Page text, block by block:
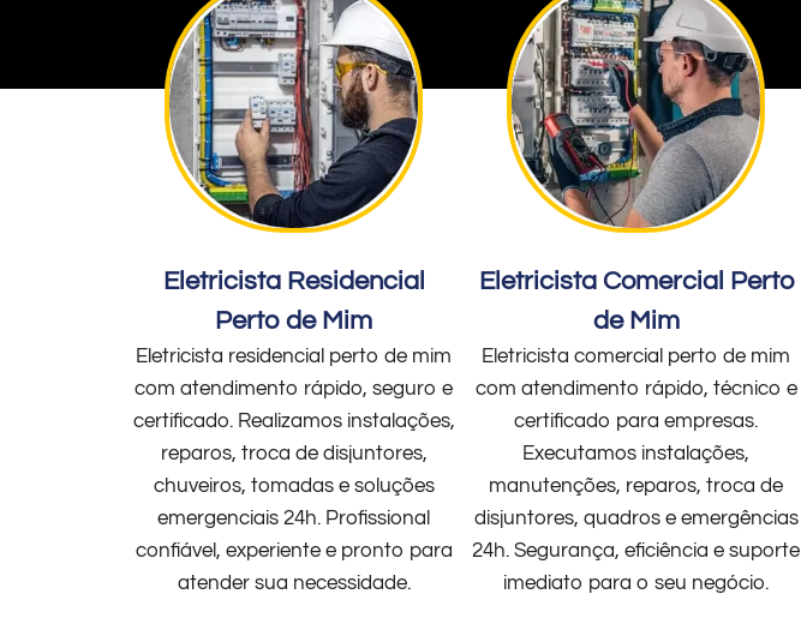
Eletricista Residencial
Perto de Mim
Eletricista residencial perto de mim
com atendimento rápido, seguro e
certificado. Realizamos instalações,
reparos, troca de disjuntores,
chuveiros, tomadas e soluções
emergenciais 24h. Profissional
confiável, experiente e pronto para
atender sua necessidade.
Eletricista Comercial Perto
de Mim
Eletricista comercial perto de mim
com atendimento rápido, técnico e
certificado para empresas.
Executamos instalações,
manutenções, reparos, troca de
disjuntores, quadros e emergências
24h. Segurança, eficiência e suporte
imediato para o seu negócio.